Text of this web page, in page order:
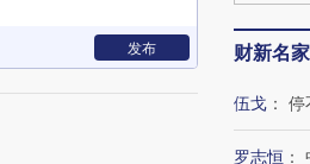
发布 财新名家
伍戈 ： 停
罗志恒 ：